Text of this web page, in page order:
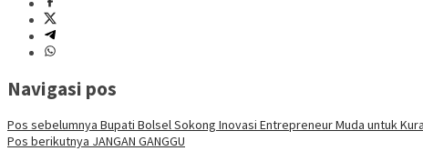
Navigasi pos
Pos sebelumnya Bupati Bolsel Sokong Inovasi Entrepreneur Muda untuk
Pos berikutnya JANGAN GANGGU